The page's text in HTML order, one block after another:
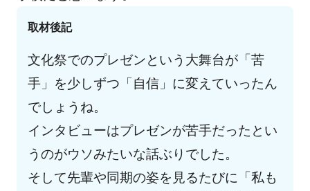
取材後記
文化祭でのプレゼンという大舞台が「苦
手」を少しずつ「自信」に変えていったん
でしょうね。
インタビューはプレゼンが苦手だったとい
うのがウソみたいな話ぶりでした。
そして先輩や同期の姿を見るたびに「私も